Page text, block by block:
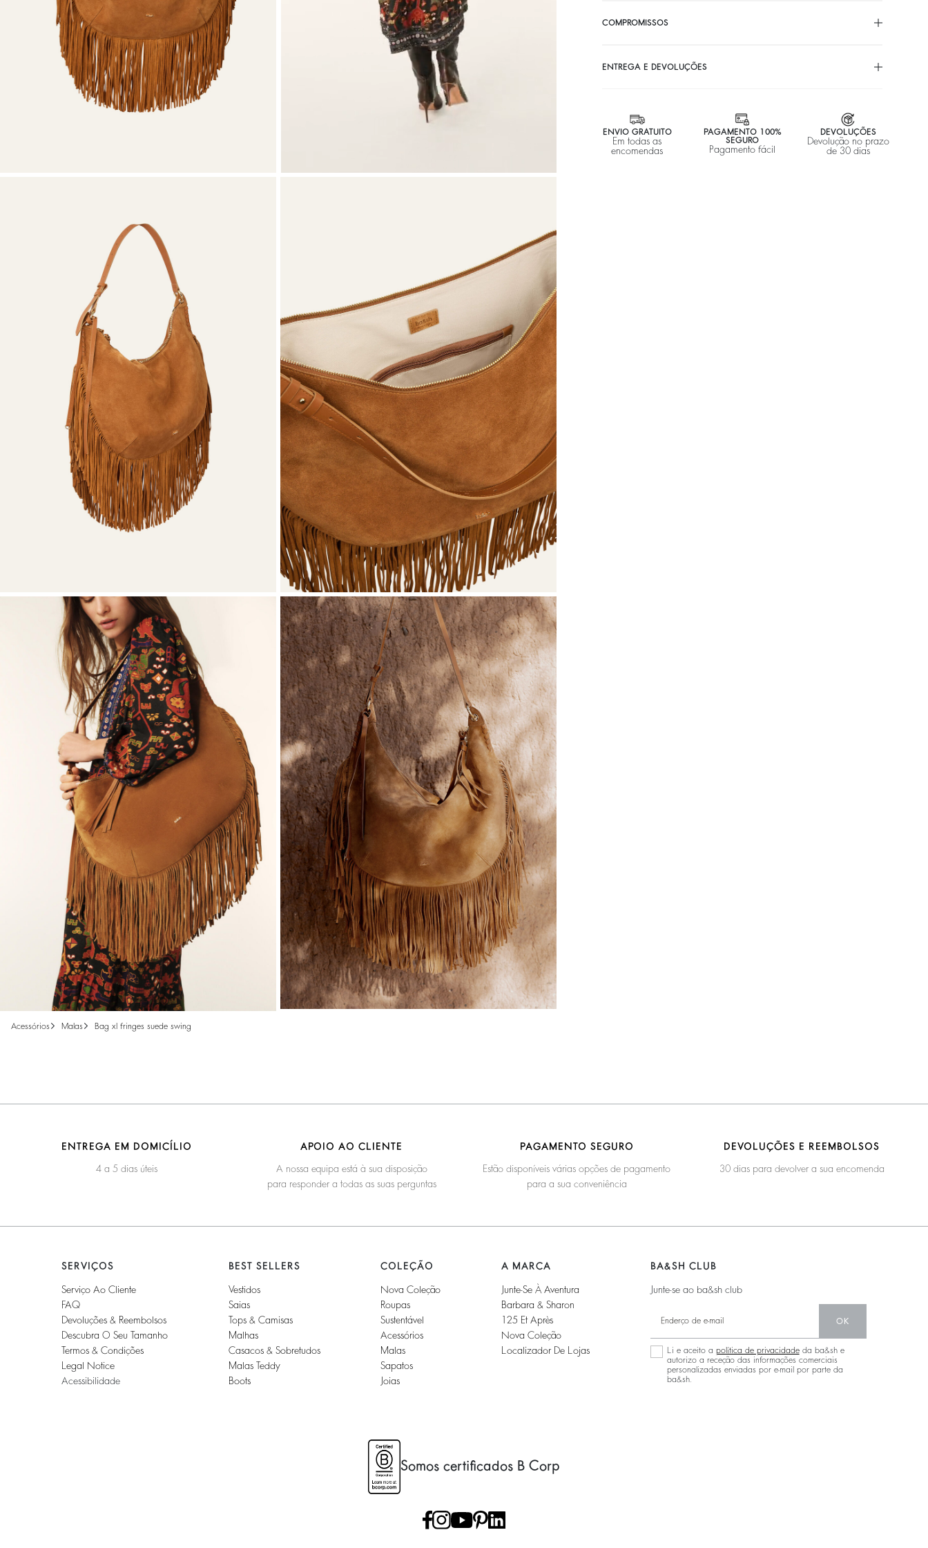
Sapatos
SweatshirtsVER TUDO
acessórios malas bag xl fringes suede swing
COMPROMISSOS
ENTREGA E DEVOLUÇÕES
ENVIO GRATUITO
Em todas as
encomendas
PAGAMENTO 100%
SEGURO
Pagamento fácil
DEVOLUÇÕES
Devolução no prazo
de 30 dias
ENTREGA EM DOMICÍLIO
4 a 5 dias úteis
APOIO AO CLIENTE
A nossa equipa está à sua disposição
para responder a todas as suas perguntas
PAGAMENTO SEGURO
Estão disponíveis várias opções de pagamento
para a sua conveniência
DEVOLUÇÕES E REEMBOLSOS
30 dias para devolver a sua encomenda
SERVIÇOS
Serviço Ao Cliente
FAQ
Devoluções & Reembolsos
Descubra O Seu Tamanho
Termos & Condições
Legal Notice
Acessibilidade
BEST SELLERS
Vestidos
Saias
Tops & Camisas
Malhas
Casacos & Sobretudos
Malas Teddy
Boots
COLEÇÃO
Nova Coleção
Roupas
Sustentável
Acessórios
Malas
Sapatos
Joias
A MARCA
Junte-Se À Aventura
Barbara & Sharon
125 Et Après
Nova Coleção
Localizador De Lojas
BA&SH CLUB
Junte-se ao ba&sh club
OK
Li e aceito a política de privacidadeda ba&sh e
autorizo a receção das informações comerciais
personalizadas enviadas por e-mail por parte da
ba&sh.
Somos certificados B Corp